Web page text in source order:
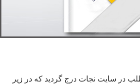
شنبه جمعاً 7 مطلب در سایت نجات درج گردید که در زیر